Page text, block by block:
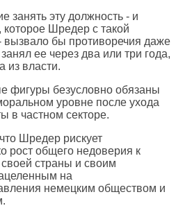
занять эту должность - и
Шредер с такой
вызвало бы противоречия даже
ее через два или три года,
из власти.
фигуры безусловно обязаны
уровне после ухода
в частном секторе.
Шредер рискует
рост общего недоверия к
страны и своим
на
немецким обществом и